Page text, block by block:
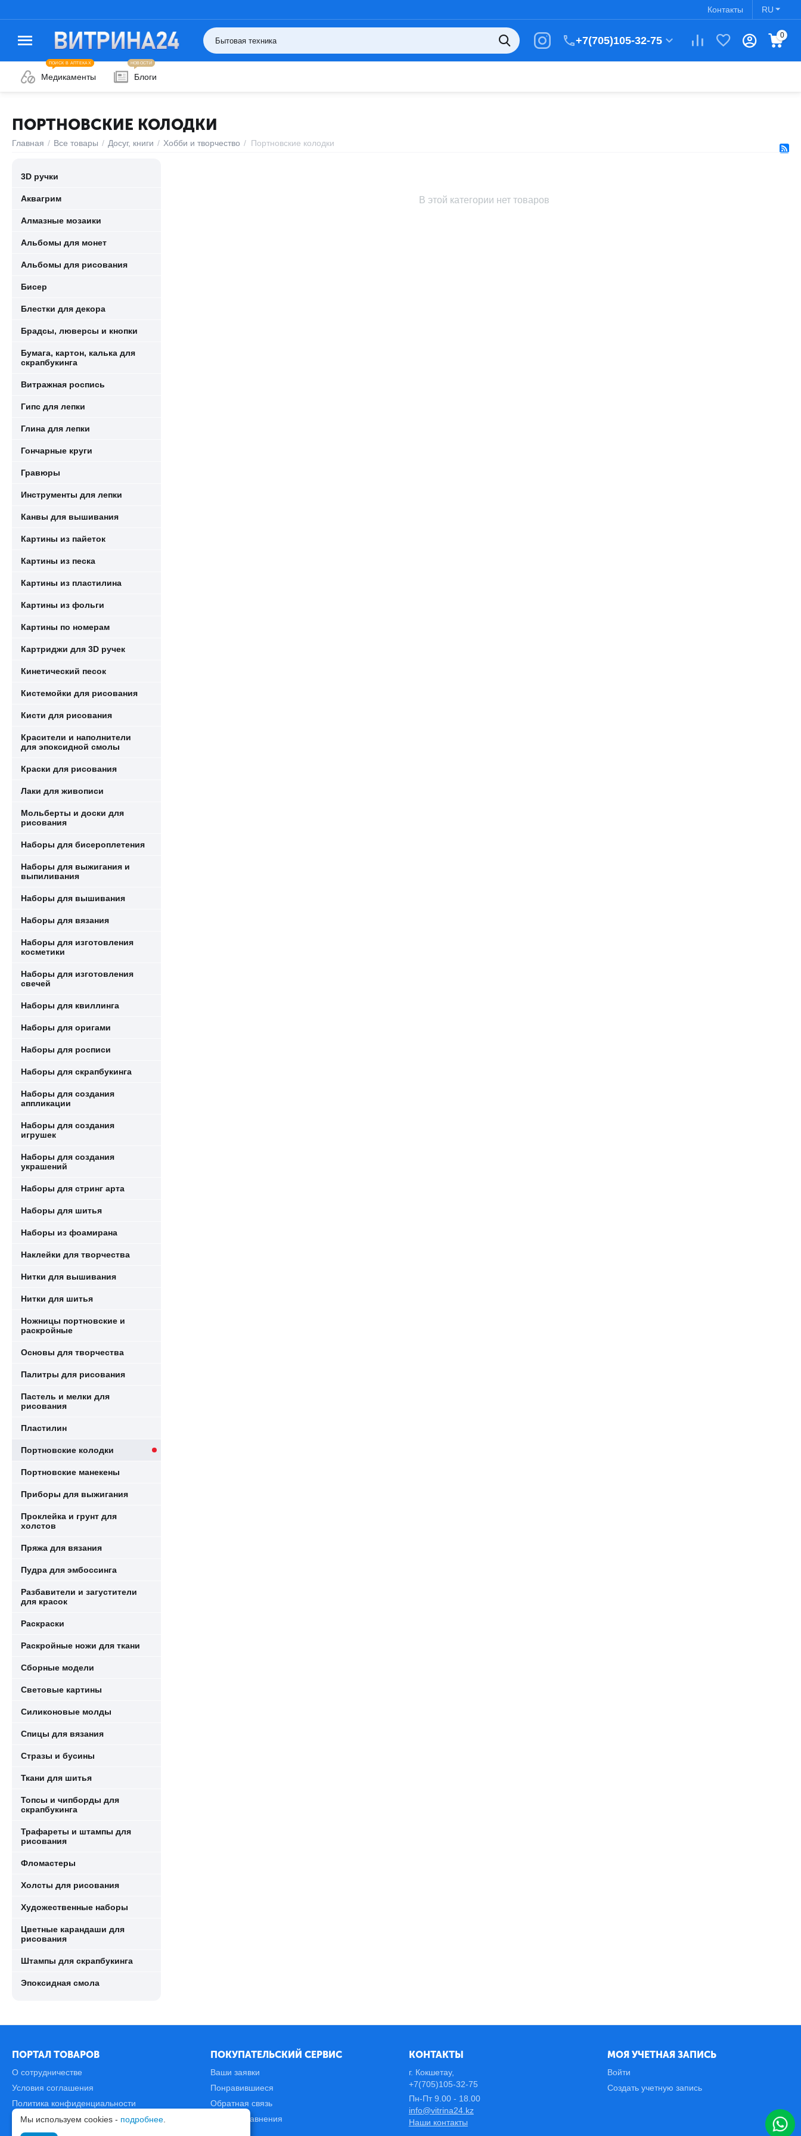
RU
Контакты
+7(705)105-32-75 0
Медикаменты
ПОИСК В АПТЕКАХ
Блоги
НОВОСТИ
ПОРТНОВСКИЕ КОЛОДКИ
Главная / Все товары / Досуг, книги / Хобби и творчество / Портновские колодки
В этой категории нет товаров
3D ручки
Аквагрим
Алмазные мозаики
Альбомы для монет
Альбомы для рисования
Бисер
Блестки для декора
Брадсы, люверсы и кнопки
Бумага, картон, калька для
скрапбукинга
Витражная роспись
Гипс для лепки
Глина для лепки
Гончарные круги
Гравюры
Инструменты для лепки
Канвы для вышивания
Картины из пайеток
Картины из песка
Картины из пластилина
Картины из фольги
Картины по номерам
Картриджи для 3D ручек
Кинетический песок
Кистемойки для рисования
Кисти для рисования
Красители и наполнители
для эпоксидной смолы
Краски для рисования
Лаки для живописи
Мольберты и доски для
рисования
Наборы для бисероплетения
Наборы для выжигания и
выпиливания
Наборы для вышивания
Наборы для вязания
Наборы для изготовления
косметики
Наборы для изготовления
свечей
Наборы для квиллинга
Наборы для оригами
Наборы для росписи
Наборы для скрапбукинга
Наборы для создания
аппликации
Наборы для создания
игрушек
Наборы для создания
украшений
Наборы для стринг арта
Наборы для шитья
Наборы из фоамирана
Наклейки для творчества
Нитки для вышивания
Нитки для шитья
Ножницы портновские и
раскройные
Основы для творчества
Палитры для рисования
Пастель и мелки для
рисования
Пластилин
Портновские колодки
Портновские манекены
Приборы для выжигания
Проклейка и грунт для
холстов
Пряжа для вязания
Пудра для эмбоссинга
Разбавители и загустители
для красок
Раскраски
Раскройные ножи для ткани
Сборные модели
Световые картины
Силиконовые молды
Спицы для вязания
Стразы и бусины
Ткани для шитья
Топсы и чипборды для
скрапбукинга
Трафареты и штампы для
рисования
Фломастеры
Холсты для рисования
Художественные наборы
Цветные карандаши для
рисования
Штампы для скрапбукинга
Эпоксидная смола
ПОРТАЛ ТОВАРОВ
О сотрудничестве
Условия соглашения
Политика конфиденциальности
Карта сайта
ПОКУПАТЕЛЬСКИЙ СЕРВИС
Ваши заявки
Понравившиеся
Обратная связь
Список сравнения
КОНТАКТЫ
г. Кокшетау,
+7(705)105-32-75
Пн-Пт 9.00 - 18.00
info@vitrina24.kz
Наши контакты
МОЯ УЧЕТНАЯ ЗАПИСЬ
Войти
Создать учетную запись
Мы используем cookies - подробнее